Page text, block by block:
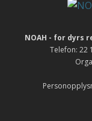
NOAH - for dyrs
Telefon: 22